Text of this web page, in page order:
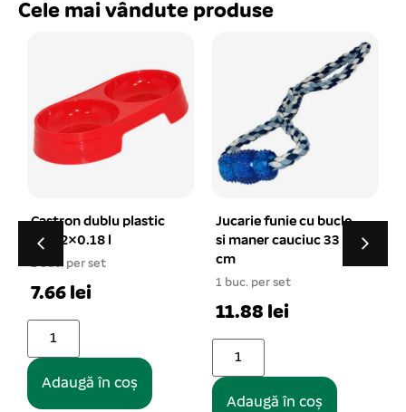
Cele mai vândute produse
Jucarie funie cu bucle
si maner cauciuc 33
1 buc. per set
Jucarie minge funie
impletita din bumbac
12 cm
1 buc. per set
12.98 lei
Adaugă în coș